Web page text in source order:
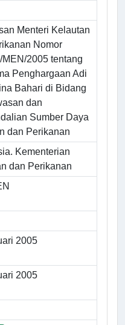
Menteri Kelautan
Nomor
MEN/2005 tentang
Penghargaan Adi
Bahari di Bidang
dan
Sumber Daya
dan Perikanan
Kementerian
dan Perikanan
2005
2005